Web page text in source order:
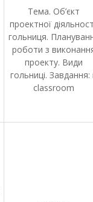
Тема. Об’єкт
проектної
гольниця.
роботи з
проекту. Види
гольниці. Завдання:
classroom